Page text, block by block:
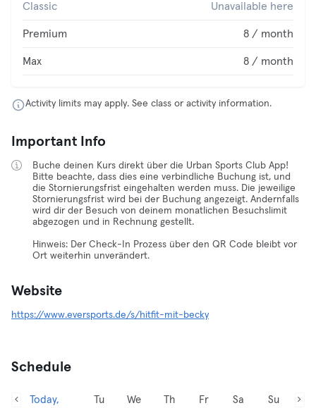
Classic Unavailable here
Premium 8 / month
Max 8 / month
Activity limits may apply. See class or activity information.
Important Info
Buche deinen Kurs direkt über die Urban Sports Club App!
Bitte beachte, dass dies eine verbindliche Buchung ist, und
die Stornierungsfrist eingehalten werden muss. Die jeweilige
Stornierungsfrist wird bei der Buchung angezeigt. Andernfalls
wird dir der Besuch von deinem monatlichen Besuchslimit
abgezogen und in Rechnung gestellt.
Hinweis: Der Check-In Prozess über den QR Code bleibt vor
Ort weiterhin unverändert.
Website
https://www.eversports.de/s/hitfit-mit-becky
Schedule
Today, Tu We Th Fr Sa Su